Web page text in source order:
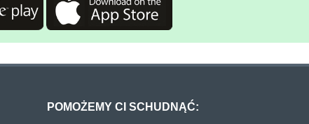
POMOŻEMY CI SCHUDNĄĆ: